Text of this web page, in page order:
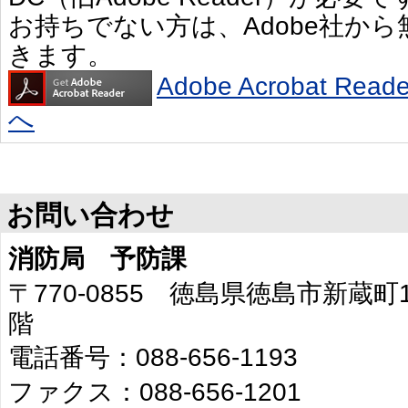
お持ちでない方は、Adobe社か
きます。
Adobe Acrobat
へ
お問い合わせ
消防局 予防課
〒770-0855 徳島県徳島市新蔵
階
電話番号：088-656-1193
ファクス：088-656-1201